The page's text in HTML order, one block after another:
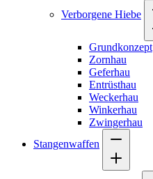
Verborgene Hiebe
Grundkonzept
Zornhau
Geferhau
Entrüsthau
Weckerhau
Winkerhau
Zwingerhau
Stangenwaffen